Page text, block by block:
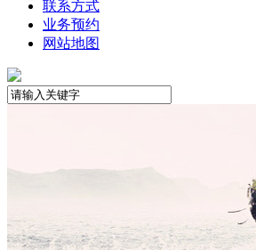
联系方式
业务预约
网站地图